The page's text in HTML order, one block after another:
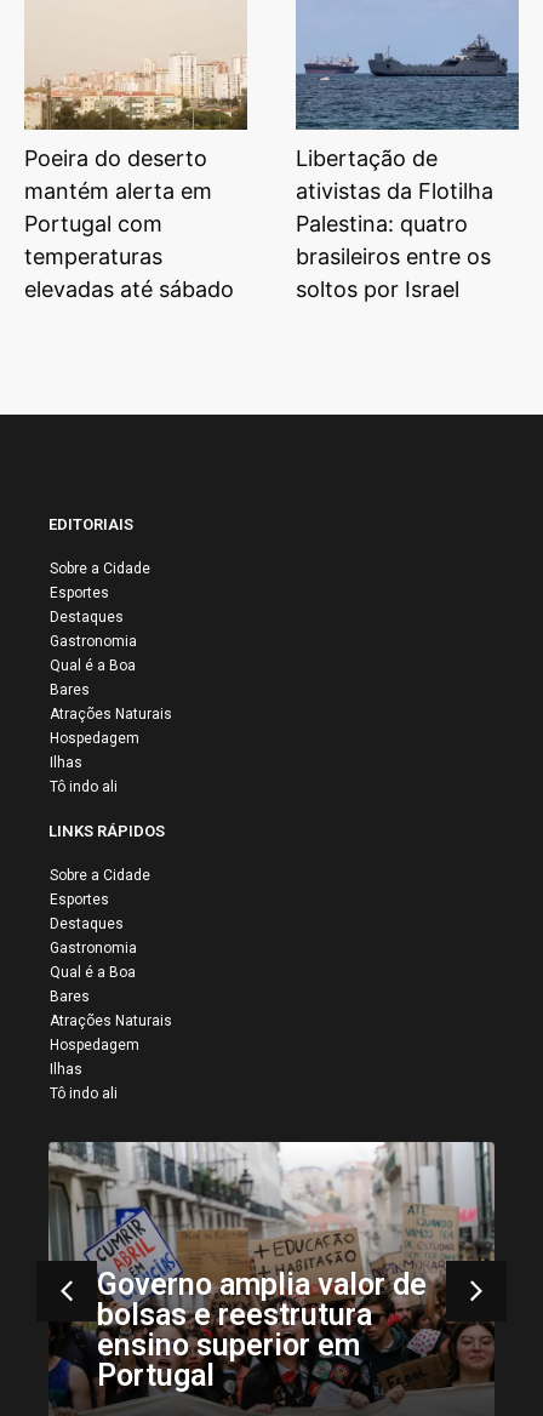
Poeira do deserto
mantém alerta em
Portugal com
temperaturas
elevadas até sábado
Libertação de
ativistas da Flotilha
Palestina: quatro
brasileiros entre os
soltos por Israel
EDITORIAIS
Sobre a Cidade
Esportes
Destaques
Gastronomia
Qual é a Boa
Bares
Atrações Naturais
Hospedagem
Ilhas
Tô indo ali
LINKS RÁPIDOS
Sobre a Cidade
Esportes
Destaques
Gastronomia
Qual é a Boa
Bares
Atrações Naturais
Hospedagem
Ilhas
Tô indo ali
Governo amplia valor de
bolsas e reestrutura
ensino superior em
Portugal